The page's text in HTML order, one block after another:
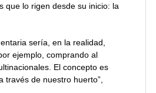
que lo rigen desde su inicio: la
sería, en la realidad,
ejemplo, comprando al
El concepto es
de nuestro huerto”,